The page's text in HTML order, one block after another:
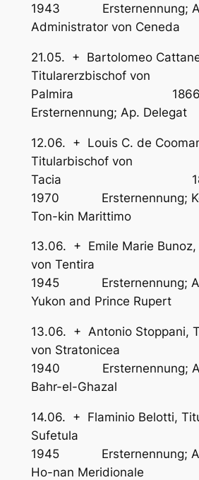
1943 Ersternennung;
Administrator von Ceneda
21.05. + Bartolomeo
Titularerzbischof von
Palmira 1866
Ersternennung; Ap. Delegat
12.06. + Louis C. de
Titularbischof von
Tacia
1970 Ersternennung;
Ton-kin Marittimo
13.06. + Emile Marie
von Tentira
1945 Ersternennung;
Yukon and Prince Rupert
13.06. + Antonio Stoppani,
von
1940 Ersternennung;
Bahr-el-Ghazal
14.06. + Flaminio Belotti,
Sufetula
1945 Ersternennung;
Ho-nan Meridionale